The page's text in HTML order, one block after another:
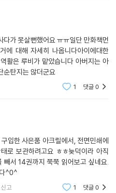
가 못살뻔했어요 ㅠㅠ일단 만화책먼
에 대해 자세히 나옵니다아이에대한
활은 루비가 맡았습니다 아버지는 아
순탄지는 않더군요
1 댓글0
입한 사은품 아크릴에서, 전면민쇄에
로 보관하려고요 ㅎㅎ늦덕이라 아직
빼서 14권까지 쭉쭉 읽어보고 싶네요.
^0^
신고 1 댓글0